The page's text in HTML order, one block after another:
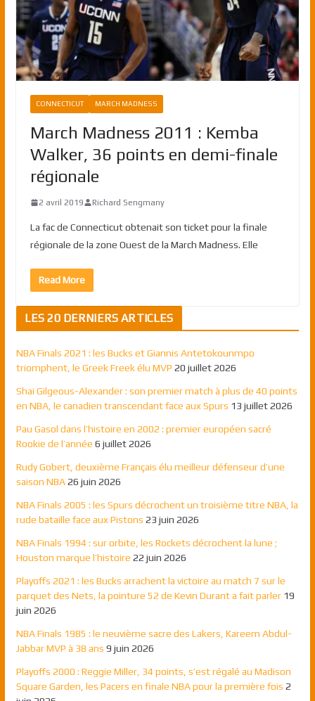
CONNECTICUT MARCH MADNESS
March Madness 2011 : Kemba
Walker, 36 points en demi-finale
régionale
2 avril 2019 Richard Sengmany
La fac de Connecticut obtenait son ticket pour la finale
régionale de la zone Ouest de la March Madness. Elle
Read More
LES 20 DERNIERS ARTICLES
NBA Finals 2021 : les Bucks et Giannis Antetokounmpo
triomphent, le Greek Freek élu MVP 20 juillet 2026
Shai Gilgeous-Alexander : son premier match à plus de 40 points
en NBA, le canadien transcendant face aux Spurs 13 juillet 2026
Pau Gasol dans l’histoire en 2002 : premier européen sacré
Rookie de l’année 6 juillet 2026
Rudy Gobert, deuxième Français élu meilleur défenseur d’une
saison NBA 26 juin 2026
NBA Finals 2005 : les Spurs décrochent un troisième titre NBA, la
rude bataille face aux Pistons 23 juin 2026
NBA Finals 1994 : sur orbite, les Rockets décrochent la lune ;
Houston marque l’histoire 22 juin 2026
Playoffs 2021 : les Bucks arrachent la victoire au match 7 sur le
parquet des Nets, la pointure 52 de Kevin Durant a fait parler 19
juin 2026
NBA Finals 1985 : le neuvième sacre des Lakers, Kareem Abdul-
Jabbar MVP à 38 ans 9 juin 2026
Playoffs 2000 : Reggie Miller, 34 points, s’est régalé au Madison
Square Garden, les Pacers en finale NBA pour la première fois 2